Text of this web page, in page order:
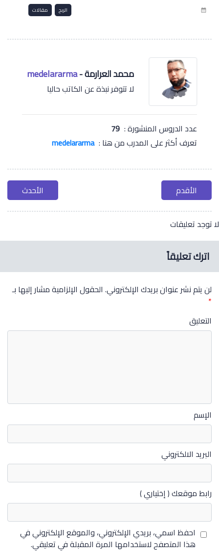
calendar_month الربح مقالات
محمد العرارمة -medelararma
لا تتوفر نبذة عن الكاتب حاليا
عدد الدروس المنشورة : 79
تعرف أكثر على المدرب من هنا : medelararma
الأقدم الأحدث
توجد تعليقات
اترك تعليقاً
لن يتم نشر عنوان بريدك الإلكتروني. الحقول الإلزامية مشار إليها بـ
*
التعليق
الإسم
البريد الالكتروني
رابط موقعك ( إختياري )
احفظ اسمي، بريدي الإلكتروني، والموقع الإلكتروني في
هذا المتصفح لاستخدامها المرة المقبلة في تعليقي.